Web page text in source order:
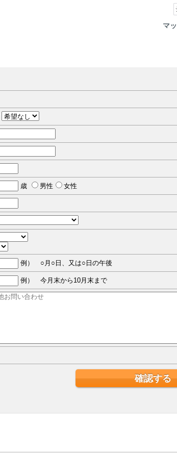
マ
歳 男性 女性
例） ○月○日、又は○日の午後
例） 今月末から10月末まで